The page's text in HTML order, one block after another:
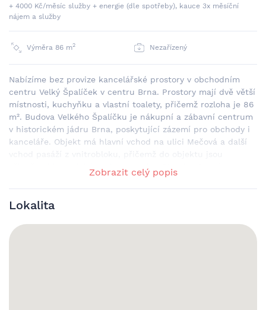
+ 4000 Kč/měsíc služby + energie (dle spotřeby), kauce 3x měsíční
nájem a služby
Výměra 86 m2 Nezařízený
Nabízíme bez provize kancelářské prostory v obchodním
centru Velký Špalíček v centru Brna. Prostory mají dvě větší
místnosti, kuchyňku a vlastní toalety, přičemž rozloha je 86
m². Budova Velkého Špalíčku je nákupní a zábavní centrum
v historickém jádru Brna, poskytující zázemí pro obchody i
kanceláře. Objekt má hlavní vchod na ulici Mečová a další
včleněny i historické budovy na ulici Starobrněnská a
Dominikánská. Má tři nadzemní podlaží a v suterénu
disponuje vlastními parkovacími místy. V nejbližším okolí je
řada obchodů, restaurací, kaváren a možností kulturního
BONUS při uzavření minimálně 3leté smlouvy parkování na 1
rok zdarma na 1 parkovací stání.
Zobrazit celý popis
Lokalita